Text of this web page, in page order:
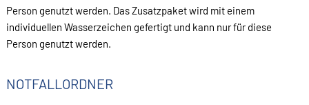
Person genutzt werden. Das Zusatzpaket wird mit einem
individuellen Wasserzeichen gefertigt und kann nur für diese
Person genutzt werden.
NOTFALLORDNER